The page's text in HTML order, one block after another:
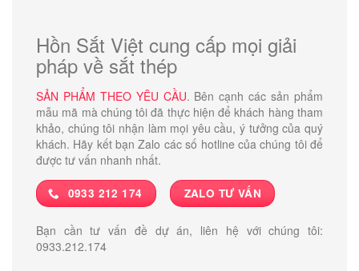
Hồn Sắt Việt cung cấp mọi giải
pháp về sắt thép
SẢN PHẨM THEO YÊU CẦU. Bên cạnh các sản phẩm
mẫu mã mà chúng tôi đã thực hiện để khách hàng tham
khảo, chúng tôi nhận làm mọi yêu cầu, ý tưởng của quý
khách. Hãy kết bạn Zalo các số hotline của chúng tôi để
được tư vấn nhanh nhất.
0933 212 174 ZALO TƯ VẤN
Bạn cần tư vấn đề dự án, liên hệ với chúng tôi:
0933.212.174